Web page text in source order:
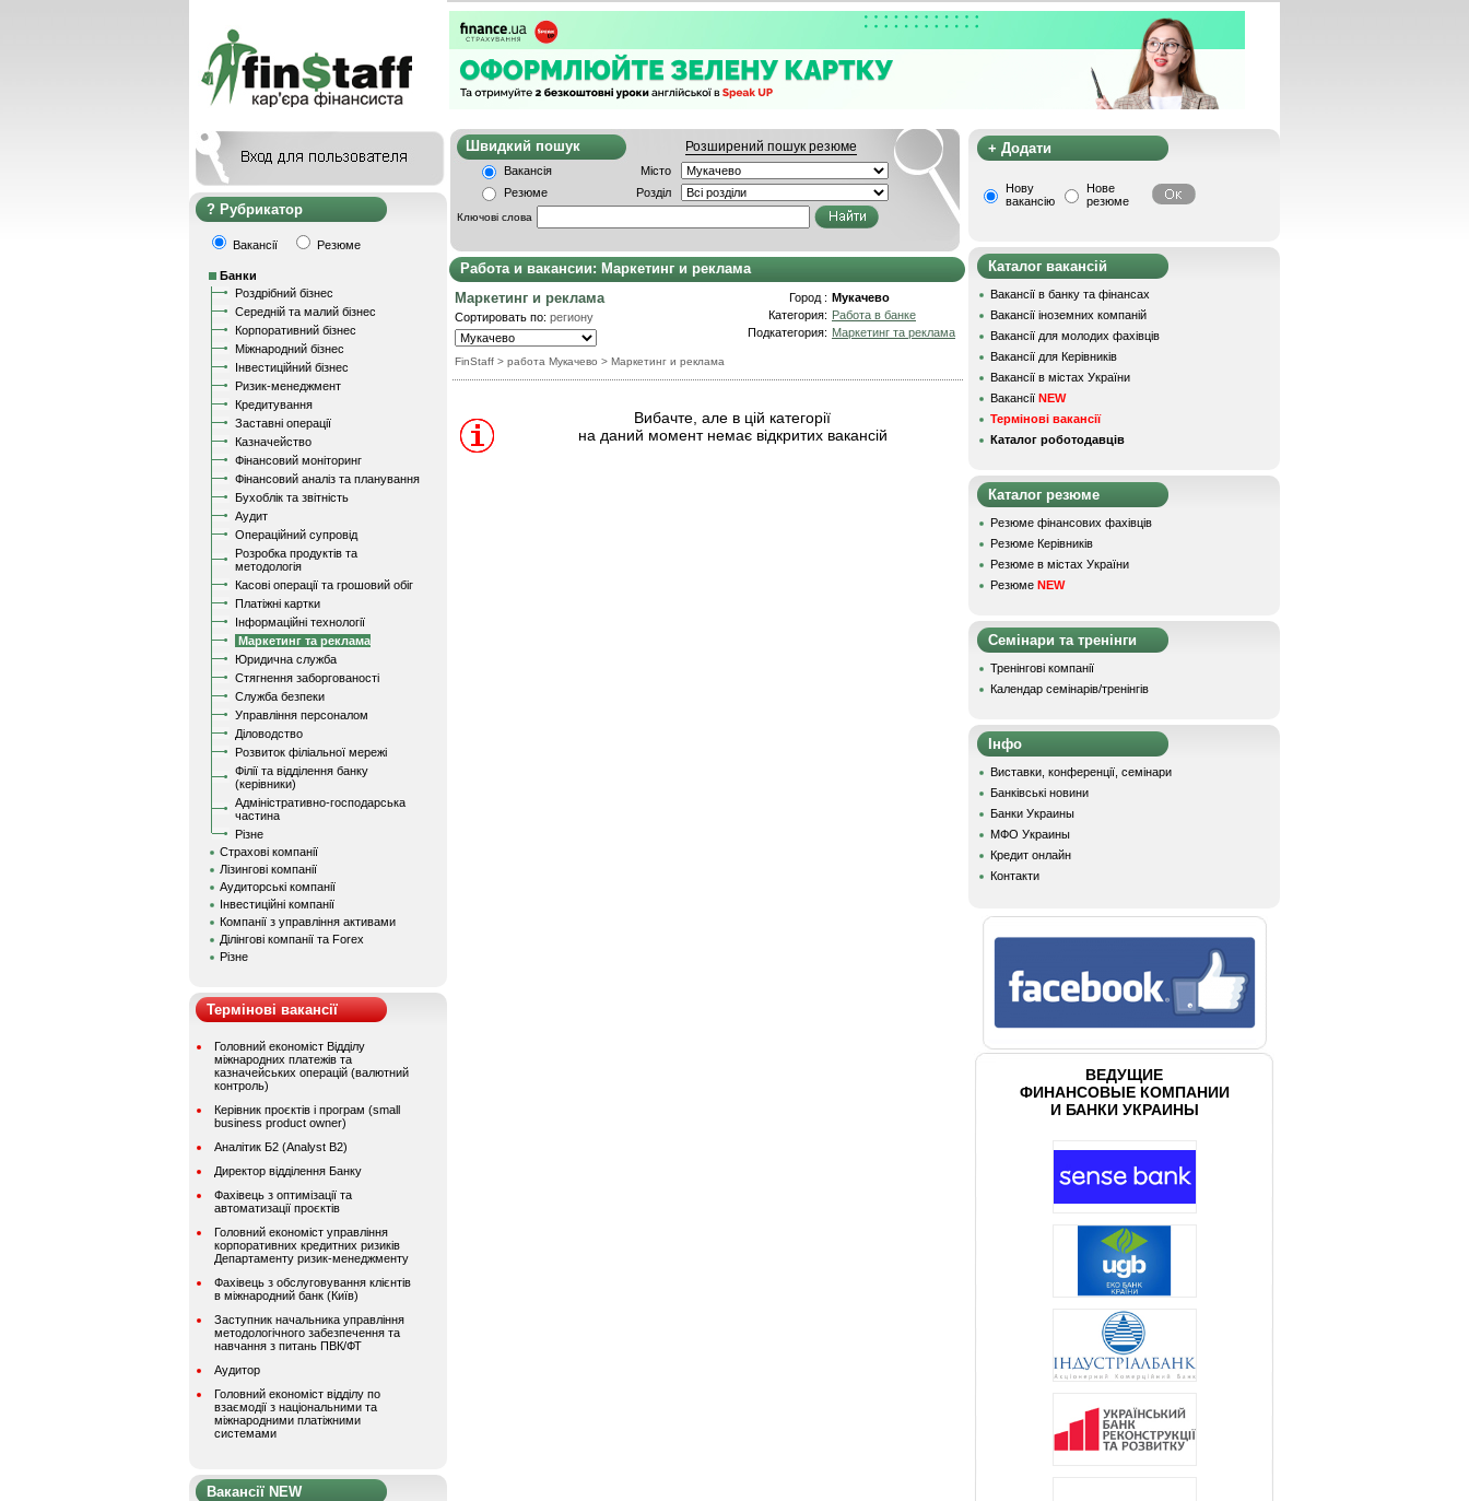
Рубрикатор
Вакансії Резюме
Банки
Роздрібний бізнес
Середній та малий бізнес
Корпоративний бізнес
Міжнародний бізнес
Інвестиційний бізнес
Ризик-менеджмент
Кредитування
Заставні операції
Казначейство
Фінансовий моніторинг
Фінансовий аналіз та планування
Бухоблік та звітність
Аудит
Операційний супровід
Розробка продуктів та
методологія
Касові операції та грошовий обіг
Платіжні картки
Інформаційні технології
Маркетинг та реклама
Юридична служба
Стягнення заборгованості
Служба безпеки
Управління персоналом
Діловодство
Розвиток філіальної мережі
Філії та відділення банку
(керівники)
Адміністративно-господарська
частина
Різне
Страхові компанії
Лізингові компанії
Аудиторські компанії
Інвестиційні компанії
Компанії з управління активами
Ділінгові компанії та Forex
Різне
Термінові вакансії
Головний економіст Відділу
міжнародних платежів та
казначейських операцій (валютний
контроль)
Керівник проєктів і програм (small
business product owner)
Аналітик Б2 (Analyst B2)
Директор відділення Банку
Фахівець з оптимізації та
автоматизації проєктів
Головний економіст управління
корпоративних кредитних ризиків
Департаменту ризик-менеджменту
Фахівець з обслуговування клієнтів
в міжнародний банк (Київ)
Заступник начальника управління
методологічного забезпечення та
навчання з питань ПВК/ФТ
Аудитор
Головний економіст відділу по
взаємодії з національними та
міжнародними платіжними
системами
Вакансії NEW
Швидкий пошук Розширений пошук резюме
Вакансія
Місто
Резюме
Розділ
Ключові слова
Работа и вакансии: Маркетинг и реклама
Маркетинг и реклама
Сортировать по: региону
FinStaff > работа Мукачево > Маркетинг и реклама
Город : Мукачево
Категория: Работа в банке
Подкатегория: Маркетинг та реклама
Вибачте, але в цій категорії
на даний момент немає відкритих вакансій
+ Додати
Нову
вакансію
Нове
резюме
Каталог вакансій
Вакансії в банку та фінансах
Вакансії іноземних компаній
Вакансії для молодих фахівців
Вакансії для Керівників
Вакансії в містах України
Вакансії NEW
Термінові вакансії
Каталог роботодавців
Каталог резюме
Резюме фінансових фахівців
Резюме Керівників
Резюме в містах України
Резюме NEW
Семінари та тренінги
Тренінгові компанії
Календар семінарів/тренінгів
Інфо
Виставки, конференції, семінари
Банківські новини
Банки Украины
МФО Украины
Кредит онлайн
Контакти
ВЕДУЩИЕ
ФИНАНСОВЫЕ КОМПАНИИ
И БАНКИ УКРАИНЫ